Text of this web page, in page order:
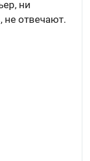
ни
не отвечают.